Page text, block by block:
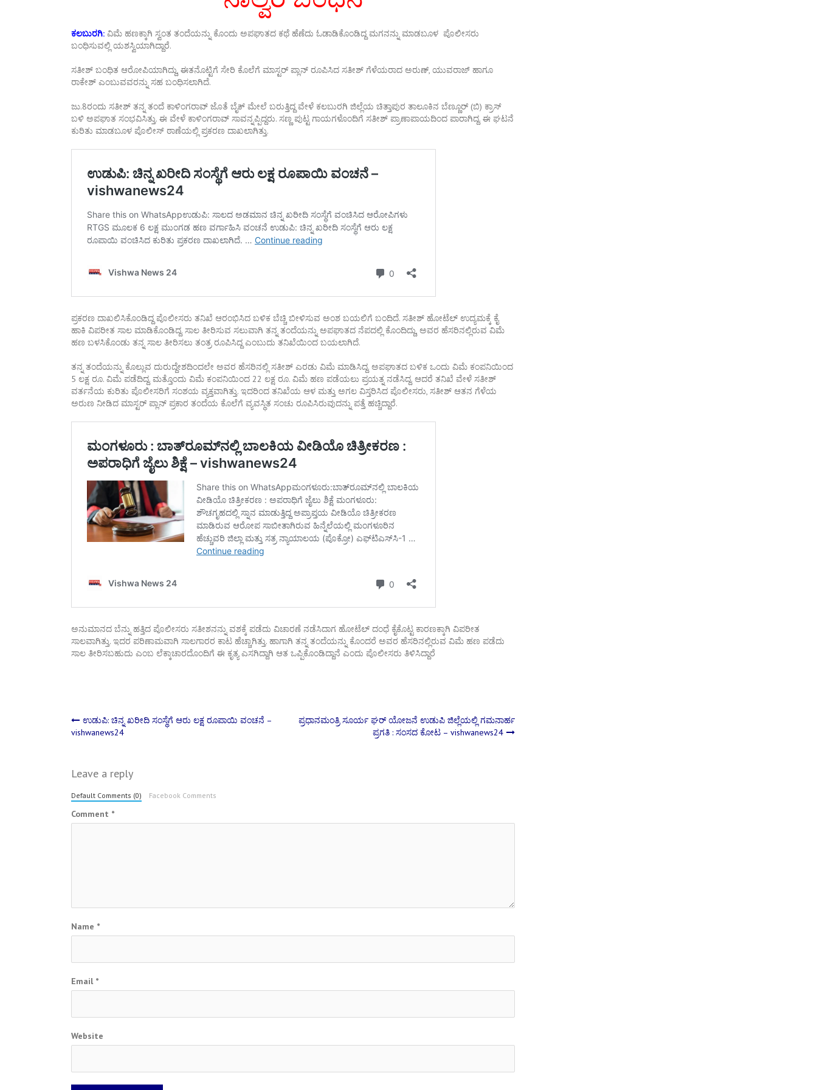
ಕಲಬುರಗಿ: ವಿಮೆ ಹಣಕ್ಕಾಗಿ ಸ್ವಂತ ತಂದೆಯನ್ನು ಕೊಂದು ಅಪಘಾತದ ಕಥೆ ಹೆಣೆದು ಓಡಾಡಿಕೊಂಡಿದ್ದ ಮಗನನ್ನು ಮಾಡಬೂಳ ಪೊಲೀಸರು
ಬಂಧಿಸುವಲ್ಲಿ ಯಶಸ್ವಿಯಾಗಿದ್ದಾರೆ.
ಸತೀಶ್ ಬಂಧಿತ ಆರೋಪಿಯಾಗಿದ್ದು, ಈತನೊಟ್ಟಿಗೆ ಸೇರಿ ಕೊಲೆಗೆ ಮಾಸ್ಟರ್ ಪ್ಲಾನ್ ರೂಪಿಸಿದ ಸತೀಶ್ ಗೆಳೆಯರಾದ ಅರುಣ್, ಯುವರಾಜ್ ಹಾಗೂ
ರಾಕೇಶ್ ಎಂಬುವವರನ್ನು ಸಹ ಬಂಧಿಸಲಾಗಿದೆ.
ಜು.8ರಂದು ಸತೀಶ್ ತನ್ನ ತಂದೆ ಕಾಳಿಂಗರಾವ್ ಜೊತೆ ಬೈಕ್ ಮೇಲೆ ಬರುತ್ತಿದ್ದ ವೇಳೆ ಕಲಬುರಗಿ ಜಿಲ್ಲೆಯ ಚಿತ್ತಾಪುರ ತಾಲೂಕಿನ ಬೆಣ್ಣೂರ್ (ಬಿ) ಕ್ರಾಸ್
ಬಳಿ ಅಪಘಾತ ಸಂಭವಿಸಿತ್ತು. ಈ ವೇಳೆ ಕಾಳಿಂಗರಾವ್ ಸಾವನ್ನಪ್ಪಿದ್ದರು. ಸಣ್ಣ ಪುಟ್ಟ ಗಾಯಗಳೊಂದಿಗೆ ಸತೀಶ್ ಪ್ರಾಣಾಪಾಯದಿಂದ ಪಾರಾಗಿದ್ದ. ಈ ಘಟನೆ
ಕುರಿತು ಮಾಡಬೂಳ ಪೊಲೀಸ್ ಠಾಣೆಯಲ್ಲಿ ಪ್ರಕರಣ ದಾಖಲಾಗಿತ್ತು.
ಪ್ರಕರಣ ದಾಖಲಿಸಿಕೊಂಡಿದ್ದ ಪೊಲೀಸರು ತನಿಖೆ ಆರಂಭಿಸಿದ ಬಳಿಕ ಬೆಚ್ಚಿ ಬೀಳಿಸುವ ಅಂಶ ಬಯಲಿಗೆ ಬಂದಿದೆ. ಸತೀಶ್ ಹೋಟೆಲ್ ಉದ್ಯಮಕ್ಕೆ ಕೈ
ಹಾಕಿ ವಿಪರೀತ ಸಾಲ ಮಾಡಿಕೊಂಡಿದ್ದ. ಸಾಲ ತೀರಿಸುವ ಸಲುವಾಗಿ ತನ್ನ ತಂದೆಯನ್ನು ಅಪಘಾತದ ನೆಪದಲ್ಲಿ ಕೊಂದಿದ್ದು, ಅವರ ಹೆಸರಿನಲ್ಲಿರುವ ವಿಮೆ
ಹಣ ಬಳಸಿಕೊಂಡು ತನ್ನ ಸಾಲ ತೀರಿಸಲು ತಂತ್ರ ರೂಪಿಸಿದ್ದ ಎಂಬುದು ತನಿಖೆಯಿಂದ ಬಯಲಾಗಿದೆ.
ತನ್ನ ತಂದೆಯನ್ನು ಕೊಲ್ಲುವ ದುರುದ್ದೇಶದಿಂದಲೇ ಅವರ ಹೆಸರಿನಲ್ಲಿ ಸತೀಶ್ ಎರಡು ವಿಮೆ ಮಾಡಿಸಿದ್ದ. ಅಪಘಾತದ ಬಳಿಕ ಒಂದು ವಿಮೆ ಕಂಪನಿಯಿಂದ
5 ಲಕ್ಷ ರೂ. ವಿಮೆ ಪಡೆದಿದ್ದ. ಮತ್ತೊಂದು ವಿಮೆ ಕಂಪನಿಯಿಂದ 22 ಲಕ್ಷ ರೂ. ವಿಮೆ ಹಣ ಪಡೆಯಲು ಪ್ರಯತ್ನ ನಡೆಸಿದ್ದ. ಆದರೆ ತನಿಖೆ ವೇಳೆ ಸತೀಶ್
ವರ್ತನೆಯ ಕುರಿತು ಪೊಲೀಸರಿಗೆ ಸಂಶಯ ವ್ಯಕ್ತವಾಗಿತ್ತು. ಇದರಿಂದ ತನಿಖೆಯ ಆಳ ಮತ್ತು ಅಗಲ ವಿಸ್ತರಿಸಿದ ಪೊಲೀಸರು, ಸತೀಶ್ ಆತನ ಗೆಳೆಯ
ಅರುಣ ನೀಡಿದ ಮಾಸ್ಟರ್ ಪ್ಲಾನ್ ಪ್ರಕಾರ ತಂದೆಯ ಕೊಲೆಗೆ ವ್ಯವಸ್ಥಿತ ಸಂಚು ರೂಪಿಸಿರುವುದನ್ನು ಪತ್ತೆ ಹಚ್ಚಿದ್ದಾರೆ.
ಅನುಮಾನದ ಬೆನ್ನು ಹತ್ತಿದ ಪೊಲೀಸರು ಸತೀಶನನ್ನು ವಶಕ್ಕೆ ಪಡೆದು ವಿಚಾರಣೆ ನಡೆಸಿದಾಗ ಹೋಟೆಲ್ ದಂಧೆ ಕೈಕೊಟ್ಟ ಕಾರಣಕ್ಕಾಗಿ ವಿಪರೀತ
ಸಾಲವಾಗಿತ್ತು. ಇದರ ಪರಿಣಾಮವಾಗಿ ಸಾಲಗಾರರ ಕಾಟ ಹೆಚ್ಚಾಗಿತ್ತು. ಹಾಗಾಗಿ ತನ್ನ ತಂದೆಯನ್ನು ಕೊಂದರೆ ಅವರ ಹೆಸರಿನಲ್ಲಿರುವ ವಿಮೆ ಹಣ ಪಡೆದು
ಸಾಲ ತೀರಿಸಬಹುದು ಎಂಬ ಲೆಕ್ಕಾಚಾರದೊಂದಿಗೆ ಈ ಕೃತ್ಯ ಎಸಗಿದ್ದಾಗಿ ಆತ ಒಪ್ಪಿಕೊಂಡಿದ್ದಾನೆ ಎಂದು ಪೊಲೀಸರು ತಿಳಿಸಿದ್ದಾರೆ
Post
ಉಡುಪಿ: ಚಿನ್ನ ಖರೀದಿ ಸಂಸ್ಥೆಗೆ ಆರು‌ ಲಕ್ಷ ರೂಪಾಯಿ ವಂಚನೆ –
vishwanews24
ಪ್ರಧಾನಮಂತ್ರಿ ಸೂರ್ಯ ಘರ್ ಯೋಜನೆ ಉಡುಪಿ ಜಿಲ್ಲೆಯಲ್ಲಿ ಗಮನಾರ್ಹ
ಪ್ರಗತಿ : ಸಂಸದ ಕೋಟ – vishwanews24
Leave a reply
Default Comments (0) Facebook Comments
Comment *
Name *
Email *
Website